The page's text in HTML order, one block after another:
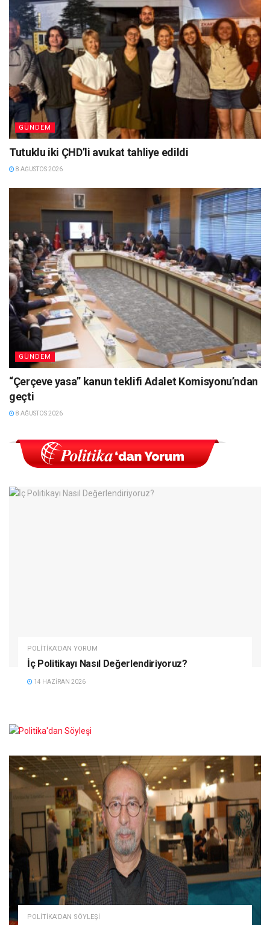
GÜNDEM
Tutuklu iki ÇHD’li avukat tahliye edildi
8 AĞUSTOS 2026
GÜNDEM
“Çerçeve yasa” kanun teklifi Adalet Komisyonu’ndan
geçti
8 AĞUSTOS 2026
POLITIKA'DAN YORUM
İç Politikayı Nasıl Değerlendiriyoruz?
14 HAZIRAN 2026
POLITIKA'DAN SÖYLEŞI